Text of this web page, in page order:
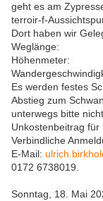
geht es am
terroir-f-
Dort haben wir
Weglänge:
Höhenmeter:
Es werden festes
Abstieg zum
unterwegs bitte
Unkostenbeitrag
Verbindliche
E-Mail:
0172 6738019.
Sonntag, 18. Mai